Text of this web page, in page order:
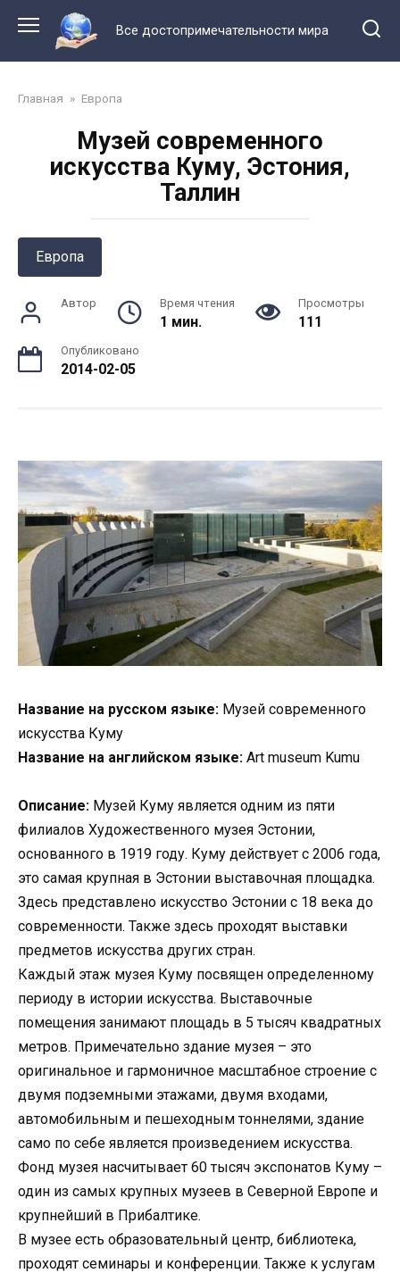
контенту
Все достопримечательности мира
Главная » Европа
Музей современного
искусства Куму, Эстония,
Таллин
Европа
Автор Время чтения
1 мин.
Просмотры
111
Опубликовано
2014-02-05
Название на русском языке: Музей современного
искусства Куму
Название на английском языке: Art museum Kumu
Описание: Музей Куму является одним из пяти
филиалов Художественного музея Эстонии,
основанного в 1919 году. Куму действует с 2006 года,
это самая крупная в Эстонии выставочная площадка.
Здесь представлено искусство Эстонии с 18 века до
современности. Также здесь проходят выставки
предметов искусства других стран.
Каждый этаж музея Куму посвящен определенному
периоду в истории искусства. Выставочные
помещения занимают площадь в 5 тысяч квадратных
метров. Примечательно здание музея – это
оригинальное и гармоничное масштабное строение с
двумя подземными этажами, двумя входами,
автомобильным и пешеходным тоннелями, здание
само по себе является произведением искусства.
Фонд музея насчитывает 60 тысяч экспонатов Куму –
один из самых крупных музеев в Северной Европе и
крупнейший в Прибалтике.
В музее есть образовательный центр, библиотека,
проходят семинары и конференции. Также к услугам